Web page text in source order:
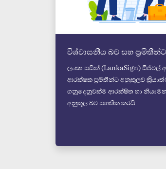
විශ්වාසනීය බව සහ
ලංකා සයින් (LankaSign) ඩිජිටල්
ආරක්ෂක ප්‍රමිතීන්ට අනුකූලව
ගනුදෙනුවක්ම ආරක්ෂිත හා
අනුකූල බව සහතික කරයි